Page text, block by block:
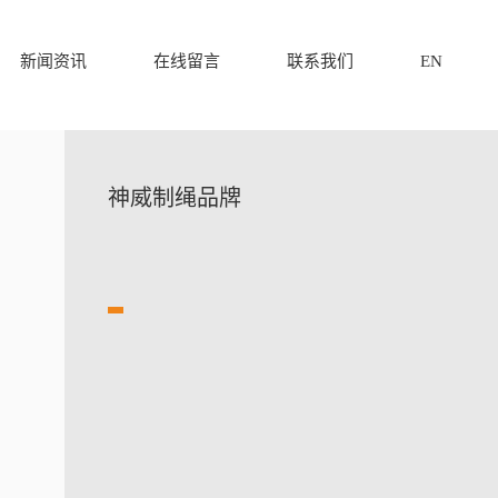
新闻资讯 在线留言 联系我们 EN
神威制绳品牌